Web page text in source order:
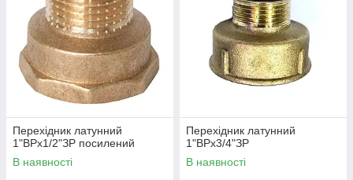
Перехідник латунний
1"ВРх1/2"ЗР посилений
В наявності
Перехідник латунний
1"ВРх3/4"ЗР
В наявності